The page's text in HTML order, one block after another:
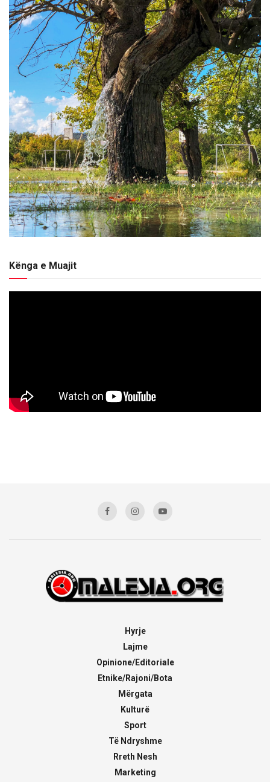
Kënga e Muajit
Hyrje
Lajme
Opinione/Editoriale
Etnike/Rajoni/Bota
Mërgata
Kulturë
Sport
Të Ndryshme
Rreth Nesh
Marketing